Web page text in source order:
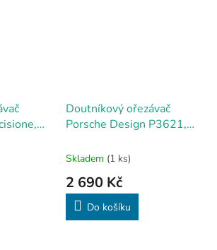
Doutníkový ořezávač
Porsche Design P3621,
Skladem (1 ks)
2 690 Kč
Do košíku